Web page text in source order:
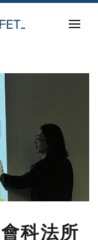
科法所